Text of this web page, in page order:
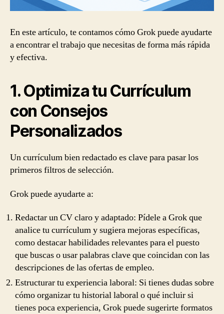
En este artículo, te contamos cómo Grok puede ayudarte
a encontrar el trabajo que necesitas de forma más rápida
y efectiva.
1. Optimiza tu Currículum
con Consejos
Personalizados
Un currículum bien redactado es clave para pasar los
primeros filtros de selección.
Grok puede ayudarte a:
Redactar un CV claro y adaptado: Pídele a Grok que
analice tu currículum y sugiera mejoras específicas,
como destacar habilidades relevantes para el puesto
que buscas o usar palabras clave que coincidan con las
descripciones de las ofertas de empleo.
Estructurar tu experiencia laboral: Si tienes dudas sobre
cómo organizar tu historial laboral o qué incluir si
tienes poca experiencia, Grok puede sugerirte formatos